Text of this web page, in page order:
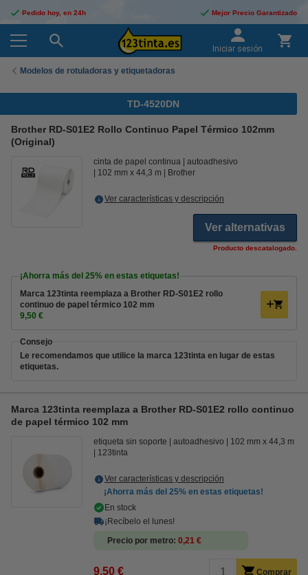
Pedido hoy, en 24h Mejor Precio Garantizado
Iniciar sesión
Modelos de rotuladoras y etiquetadoras
TD-4520DN
Brother RD-S01E2 Rollo Continuo Papel Térmico 102mm
(Original)
cinta de papel continua
autoadhesivo
102 mm x 44,3 m
Brother
Ver características y descripción
Ver alternativas
Producto descatalogado.
¡Ahorra más del 25% en estas etiquetas!
Marca 123tinta reemplaza a Brother RD-S01E2 rollo
continuo de papel térmico 102 mm
9,50 €
Consejo
Le recomendamos que utilice la marca 123tinta en lugar de estas
etiquetas.
Marca 123tinta reemplaza a Brother RD-S01E2 rollo continuo
de papel térmico 102 mm
etiqueta sin soporte autoadhesivo
102 mm x 44,3 m
123tinta
Ver características y descripción
¡Ahorra más del 25% en estas etiquetas!
En stock
¡Recíbelo el lunes!
Precio por metro 0,21 €
9,50 € Comprar